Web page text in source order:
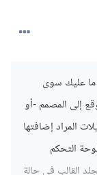
جد سهلة.
عليك سوى
إلى المصمم -أو
المراد إضافتها
التحكم